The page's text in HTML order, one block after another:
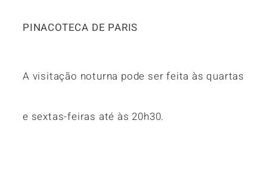
PINACOTECA DE PARIS
A visitação noturna pode ser feita às quartas
e sextas-feiras até às 20h30.